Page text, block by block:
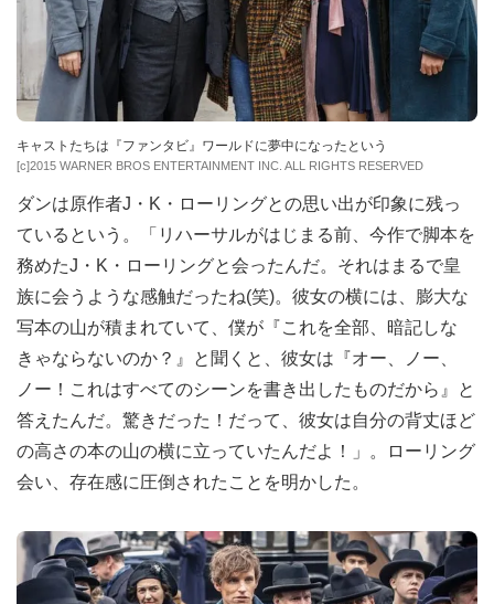
キャストたちは『ファンタビ』ワールドに夢中になったという
[c]2015 WARNER BROS ENTERTAINMENT INC. ALL RIGHTS RESERVED
ダンは原作者J・K・ローリングとの思い出が印象に残っ
ているという。「リハーサルがはじまる前、今作で脚本を
務めたJ・K・ローリングと会ったんだ。それはまるで皇
族に会うような感触だったね(笑)。彼女の横には、膨大な
写本の山が積まれていて、僕が『これを全部、暗記しな
きゃならないのか？』と聞くと、彼女は『オー、ノー、
ノー！これはすべてのシーンを書き出したものだから』と
答えたんだ。驚きだった！だって、彼女は自分の背丈ほど
の高さの本の山の横に立っていたんだよ！」。ローリング
会い、存在感に圧倒されたことを明かした。